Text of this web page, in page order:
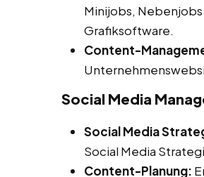
Minijobs,
Grafiksoftware.
Content-
Social Media
Social Media
Social Media
Content-Planung: